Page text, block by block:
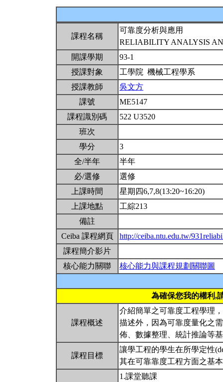
課程名稱
可靠度分析與應用
RELIABILITY ANALYSIS
開課學期
93-1
授課對象
工學院 機械工程學系
授課教師
吳文方
課號
ME5147
課程識別碼
522 U3520
班次
學分
3
全/半年
半年
必/選修
選修
上課時間
星期四6,7,8(13:20~16:20)
上課地點
工綜213
備註
Ceiba 課程網頁
http://ceiba.ntu.edu.tw/
課程簡介影片
核心能力關聯
核心能力與課程規劃關聯圖
為確保您我的權利,
課程概述
介紹簡單之可靠度工程學理
描述外，因為可靠度量化之
佈、數據整理、統計推論等
課程目標
讓學工程的學生在所學定性
其在可靠靠度工程方面之基
1.課堂聽課